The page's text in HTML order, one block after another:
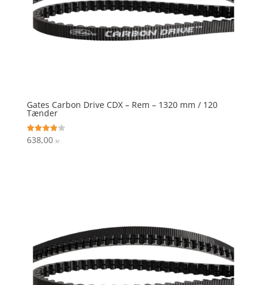
Gates Carbon Drive CDX – Rem – 1320 mm / 120
Tænder
Vurderet
3.9
638,00 kr.